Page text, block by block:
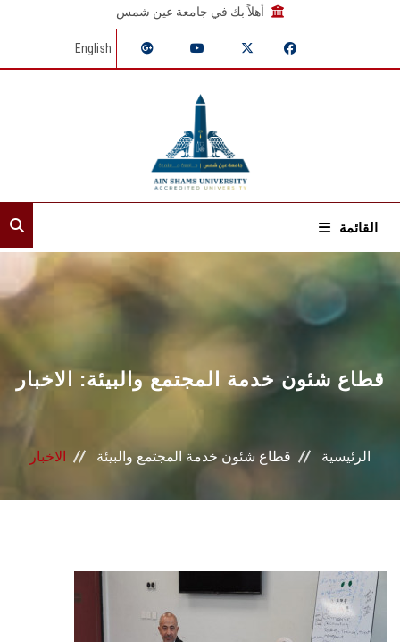
أهلاً بك في جامعة عين شمس
English
القائمة
الرئيسية
إدارات القطاع
خطة التنمية الذاتية
التنمية المستدامة
قطاع شئون خدمة المجتمع والبيئة: الاخبار
الرئيسية قطاع شئون خدمة المجتمع والبيئة الاخبار